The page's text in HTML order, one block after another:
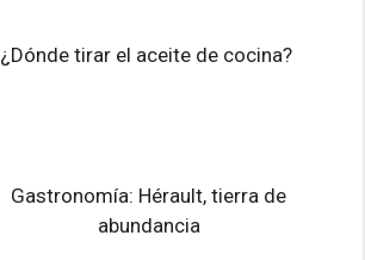
¿Dónde tirar el aceite de cocina?
Gastronomía: Hérault, tierra de
abundancia